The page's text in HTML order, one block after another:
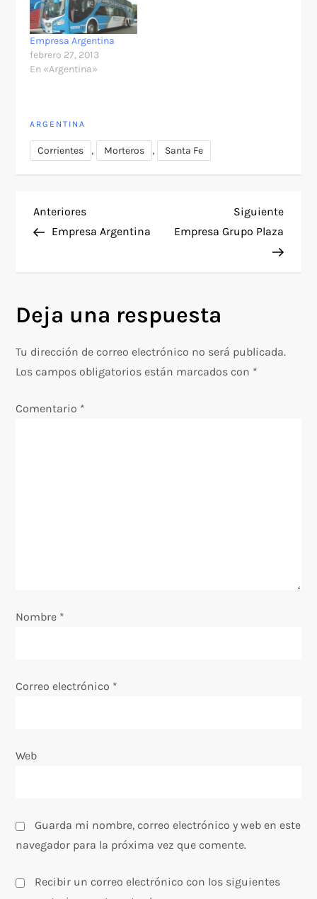
Empresa Argentina
febrero 27, 2013
En «Argentina»
ARGENTINA
Corrientes , Morteros , Santa Fe
N
e
g
a
c
e
t
a
a
s
Entrada
anterior
Anteriores
Empresa Argentina
Siguiente
Empresa Grupo Plaza
Deja una respuesta
Tu dirección de correo electrónico no será publicada.
Los campos obligatorios están marcados con *
Comentario *
Nombre *
Correo electrónico *
Web
Guarda mi nombre, correo electrónico y web en este
navegador para la próxima vez que comente.
Recibir un correo electrónico con los siguientes